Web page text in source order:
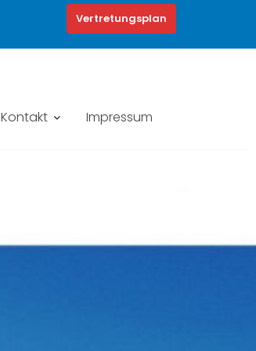
Vertretungsplan
Kontakt Impressum